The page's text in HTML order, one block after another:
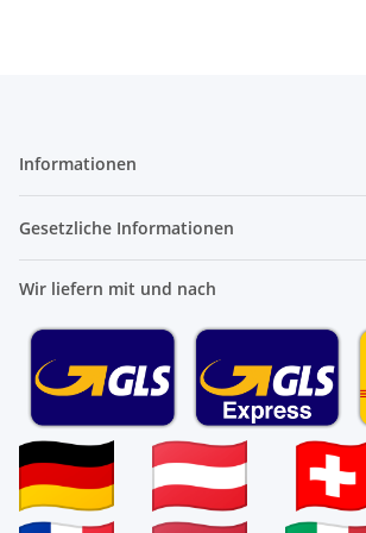
Informationen
Gesetzliche Informationen
Wir liefern mit und nach